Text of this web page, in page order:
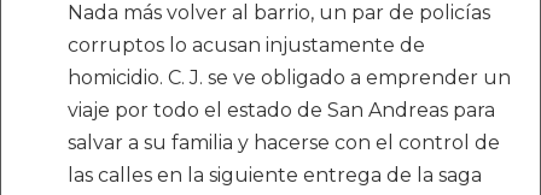
Nada más volver al barrio, un par de policías
corruptos lo acusan injustamente de
homicidio. C. J. se ve obligado a emprender un
viaje por todo el estado de San Andreas para
salvar a su familia y hacerse con el control de
las calles en la siguiente entrega de la saga